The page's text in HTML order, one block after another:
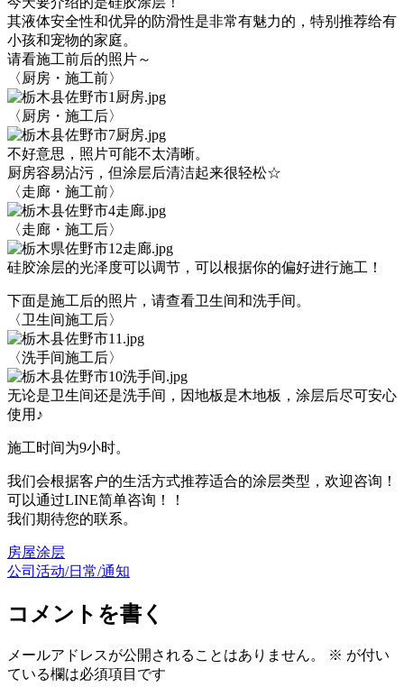
其液体安全性和优异的防滑性是非常有魅力的，特别推荐给有
小孩和宠物的家庭。
请看施工前后的照片～
〈厨房・施工前〉
〈厨房・施工后〉
不好意思，照片可能不太清晰。
厨房容易沾污，但涂层后清洁起来很轻松☆
〈走廊・施工前〉
〈走廊・施工后〉
硅胶涂层的光泽度可以调节，可以根据你的偏好进行施工！
下面是施工后的照片，请查看卫生间和洗手间。
〈卫生间施工后〉
〈洗手间施工后〉
无论是卫生间还是洗手间，因地板是木地板，涂层后尽可安心
使用♪
施工时间为9小时。
我们会根据客户的生活方式推荐适合的涂层类型，欢迎咨询！
可以通过LINE简单咨询！！
我们期待您的联系。
房屋涂层
公司活动/日常/通知
コメントを書く
メールアドレスが公開されることはありません。 ※ が付い
ている欄は必須項目です